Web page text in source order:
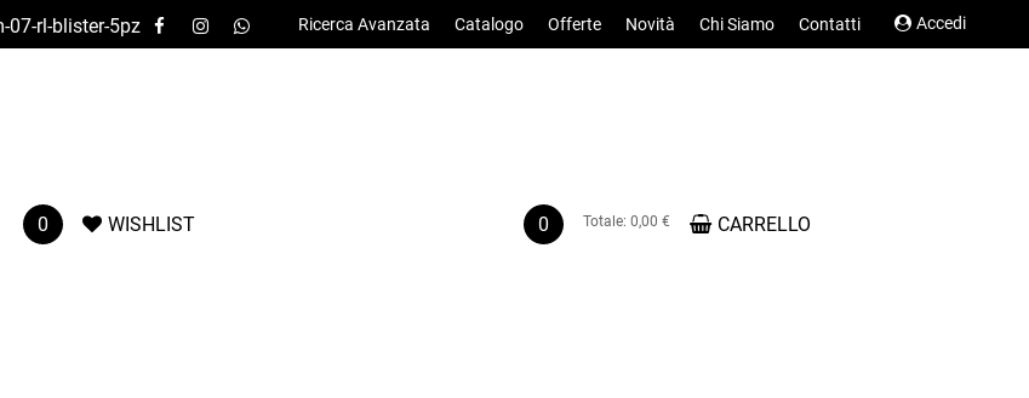
rl-blister-5pz Ricerca Avanzata Catalogo Offerte Novità Chi Siamo Contatti Accedi
0 WISHLIST 0 Totale:0,00 € CARRELLO